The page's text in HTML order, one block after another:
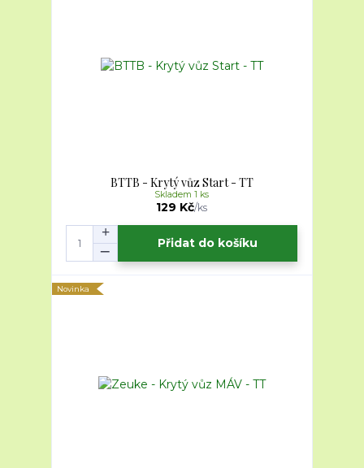
BTTB - Krytý vůz Start - TT
129 Kč/ks
Skladem 1 ks
Přidat do košíku
Novinka